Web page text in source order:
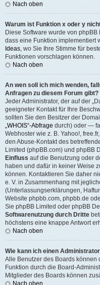
Nach oben
Warum ist Funktion x oder y
Diese Software wurde von
dass eine Funktion implementiert
Ideas, wo Sie Ihre Stimme für
Funktionen vorschlagen können.
Nach oben
An wen soll ich mich wenden,
Anfragen zu diesem Forum gibt?
Jeder Administrator, der auf der
geeigneter Kontakt für Ihre
sollten Sie den Besitzer der
„WHOIS“-Abfrage durch) oder —
Webhoster wie z. B. Yahoo!,
den Abuse-Kontakt des
Limited (phpBB.com) und phpBB
Einfluss auf die Benutzung oder
haben und dafür in keiner Weise
können. Kontaktieren Sie daher
e. V. in Zusammenhang mit
(Unterlassungserklärungen,
Website phpbb.com, phpbb.de
Sie phpBB Limited oder phpBB
Softwarenutzung durch Dritte
höchstens eine knappe Antwort
Nach oben
Wie kann ich einen
Alle Benutzer des Boards können
Funktion durch die Board-
Mitglieder des Boards können
Nach oben